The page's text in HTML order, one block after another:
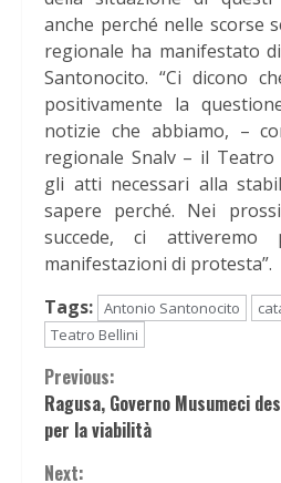
anche perché nelle scorse
regionale ha manifestato
Santonocito. “Ci dicono
positivamente la
notizie che abbiamo, –
regionale Snalv – il
gli atti necessari alla
sapere perché. Nei
succede, ci
manifestazioni di protesta”.
Tags: Antonio Santonocito
Teatro Bellini
Continue
Reading
Previous:
Ragusa, Governo Musumeci
per la viabilità
Next: